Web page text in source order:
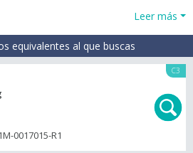
Leer más
equivalentes al que buscas
C3
0017015-R1